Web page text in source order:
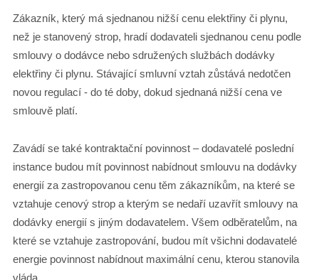
Zákazník, který má sjednanou nižší cenu elektřiny či plynu,
než je stanovený strop, hradí dodavateli sjednanou cenu podle
smlouvy o dodávce nebo sdružených službách dodávky
elektřiny či plynu. Stávající smluvní vztah zůstává nedotčen
novou regulací - do té doby, dokud sjednaná nižší cena ve
smlouvě platí.
Zavádí se také kontraktační povinnost – dodavatelé poslední
instance budou mít povinnost nabídnout smlouvu na dodávky
energií za zastropovanou cenu těm zákazníkům, na které se
vztahuje cenový strop a kterým se nedaří uzavřít smlouvy na
dodávky energií s jiným dodavatelem. Všem odběratelům, na
které se vztahuje zastropování, budou mít všichni dodavatelé
energie povinnost nabídnout maximální cenu, kterou stanovila
vláda.